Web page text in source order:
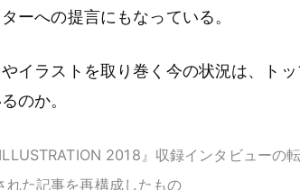
ーへの提言にもなっている。
イラストを取り巻く今の状況は、ト
のか。
2018』収録インタビューの
れた記事を再構成したもの